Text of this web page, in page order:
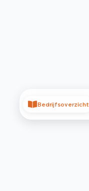
Bedrijfsoverzicht